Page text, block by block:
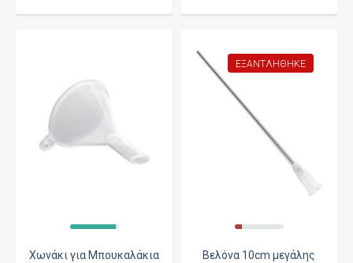
Χωνάκι για Μπουκαλάκια
ΕΞΑΝΤΛΉΘΗΚΕ
Βελόνα 10cm μεγάλης